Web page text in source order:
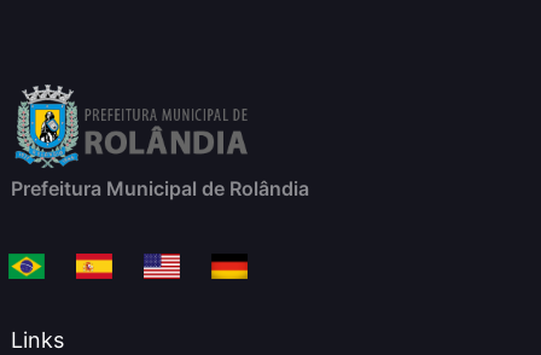
Prefeitura Municipal de Rolândia
Links